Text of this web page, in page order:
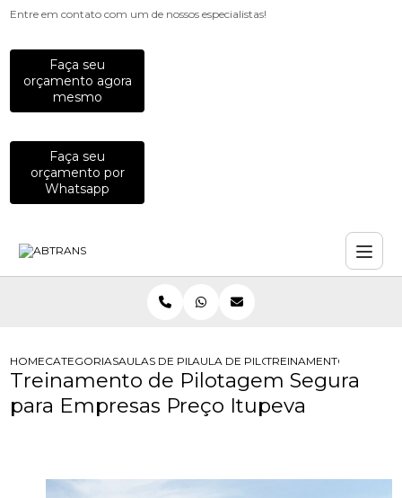
Entre em contato com um de nossos especialistas!
Faça seu
orçamento agora
mesmo
Faça seu
orçamento por
Whatsapp
HOMECATEGORIASAULAS DE PILOTAGEM PARA EMPRESAS
AULA DE PILOTAGEM DEFENSIVA
TREINAMENTO DE
Treinamento de Pilotagem Segura
para Empresas Preço Itupeva